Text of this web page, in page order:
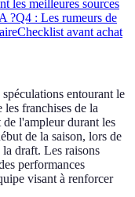
les meilleures sources
?Q4 : Les rumeurs de
Checklist avant achat
spéculations entourant le
les franchises de la
l'ampleur durant les
de la saison, lors de
la draft. Les raisons
performances
visant à renforcer